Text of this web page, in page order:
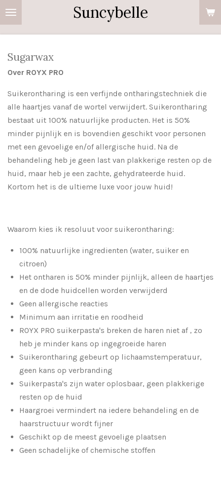
Ga
direct
hoofdinhoud
Suncybelle
Sugarwax
Over ROYX PRO
Suikerontharing is een verfijnde ontharingstechniek die
alle haartjes vanaf de wortel verwijdert. Suikerontharing
bestaat uit 100% natuurlijke producten. Het is 50%
minder pijnlijk en is bovendien geschikt voor personen
met een gevoelige en/of allergische huid. Na de
behandeling heb je geen last van plakkerige resten op de
huid, maar heb je een zachte, gehydrateerde huid.
Kortom het is de ultieme luxe voor jouw huid!
Waarom kies ik resoluut voor suikerontharing:
100% natuurlijke ingredienten (water, suiker en
citroen)
Het ontharen is 50% minder pijnlijk, alleen de haartjes
en de dode huidcellen worden verwijderd
Geen allergische reacties
Minimum aan irritatie en roodheid
ROYX PRO suikerpasta's breken de haren niet af , zo
heb je minder kans op ingegroeide haren
Suikerontharing gebeurt op lichaamstemperatuur,
geen kans op verbranding
Suikerpasta's zijn water oplosbaar, geen plakkerige
resten op de huid
Haargroei vermindert na iedere behandeling en de
haarstructuur wordt fijner
Geschikt op de meest gevoelige plaatsen
Geen schadelijke of chemische stoffen